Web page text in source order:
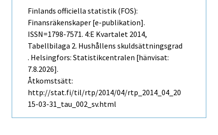
Finlands officiella statistik (FOS):
Finansräkenskaper [e-publikation].
ISSN=1798-7571. 4:e Kvartalet 2014,
Tabellbilaga 2. Hushållens skuldsättningsgrad
. Helsingfors: Statistikcentralen [hänvisat:
7.8.2026].
Åtkomstsätt:
http://stat.fi/til/rtp/2014/04/rtp_2014_04_20
15-03-31_tau_002_sv.html